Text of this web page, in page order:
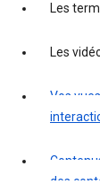
Les
Les
Vos
des